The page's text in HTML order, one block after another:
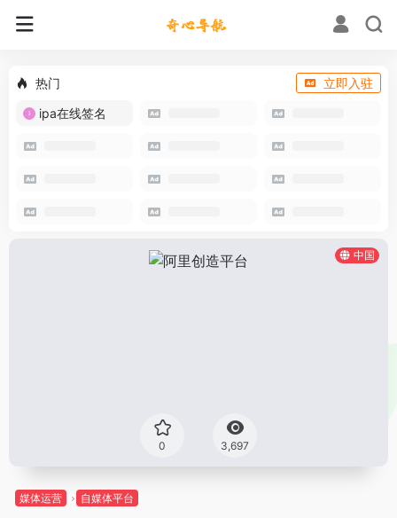
热门
立即入驻
ipa在线签名
中国
0 3,697
媒体运营 自媒体平台